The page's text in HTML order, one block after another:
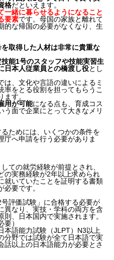
格だといえます。
一緒に暮らせるようになること
要素です。母国の家族と離れて
的な帰国の必要がなくなり、生
取得した人材は非常に貴重な
技能1号のスタッフや技能実習生
日本人従業員との橋渡し役とし
、文化や言語の違いによるミ
率をとる役割を担ってもらうこ
す。
用が可能になる点も、育成コス
う面で企業にとって大きなメリ
ためには、いくつかの条件を
庁へ申請を行う必要がありま
ての就労経験が前提とされ、
の実務経験が2年以上求められ
就いていたことを証明する書類
必要です。
評価試験」に合格する必要が
異なり、実技・学科の両方を含
、日本国内で実施されます。
）
本語能力試験（JLPT）N3以上
分野では試験が全て日本語で実
話以上の日本語能力が必要とさ